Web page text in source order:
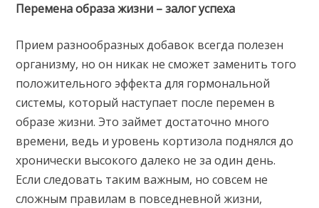
Перемена образа жизни – залог успеха
Прием разнообразных добавок всегда полезен
организму, но он никак не сможет заменить того
положительного эффекта для гормональной
системы, который наступает после перемен в
образе жизни. Это займет достаточно много
времени, ведь и уровень кортизола поднялся до
хронически высокого далеко не за один день.
Если следовать таким важным, но совсем не
сложным правилам в повседневной жизни,